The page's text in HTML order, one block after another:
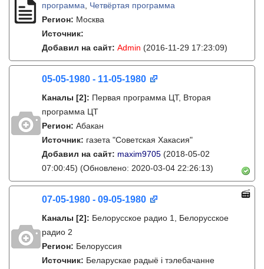
программа
Четвёртая программа
Регион: Москва
Источник:
Добавил на сайт: Admin (2016-11-29 17:23:09)
05-05-1980 - 11-05-1980
Каналы [2]: Первая программа ЦТ, Вторая
программа ЦТ
Регион: Абакан
Источник: газета "Советская Хакасия"
Добавил на сайт: maxim9705 (2018-05-02
07:00:45) (Обновлено: 2020-03-04 22:26:13)
07-05-1980 - 09-05-1980
Каналы [2]: Белорусское радио 1, Белорусское
радио 2
Регион: Белоруссия
Источник: Беларускае радыё і тэлебачанне